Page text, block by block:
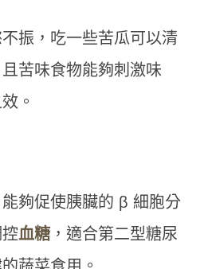
振，吃一些苦瓜可以清
苦味食物能夠刺激味
。
夠促使胰臟的 β 細胞分
血糖 ，適合第二型糖尿